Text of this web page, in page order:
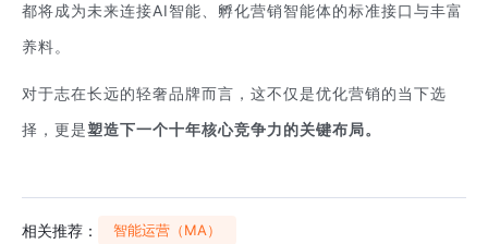
都将成为未来连接AI智能、孵化营销智能体的标准接口与丰富
养料。
对于志在长远的轻奢品牌而言，这不仅是优化营销的当下选
择，更是塑造下一个十年核心竞争力的关键布局。
相关推荐： 智能运营（MA）